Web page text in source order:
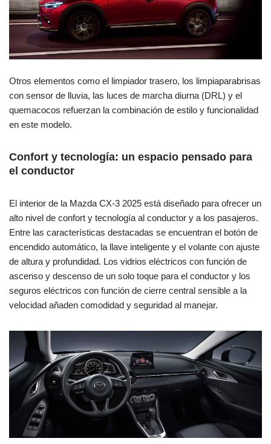
Otros elementos como el limpiador trasero, los limpiaparabrisas
con sensor de lluvia, las luces de marcha diurna (DRL) y el
quemacocos refuerzan la combinación de estilo y funcionalidad
en este modelo.
Confort y tecnología: un espacio pensado para
el conductor
El interior de la Mazda CX-3 2025 está diseñado para ofrecer un
alto nivel de confort y tecnología al conductor y a los pasajeros.
Entre las características destacadas se encuentran el botón de
encendido automático, la llave inteligente y el volante con ajuste
de altura y profundidad. Los vidrios eléctricos con función de
ascenso y descenso de un solo toque para el conductor y los
seguros eléctricos con función de cierre central sensible a la
velocidad añaden comodidad y seguridad al manejar.